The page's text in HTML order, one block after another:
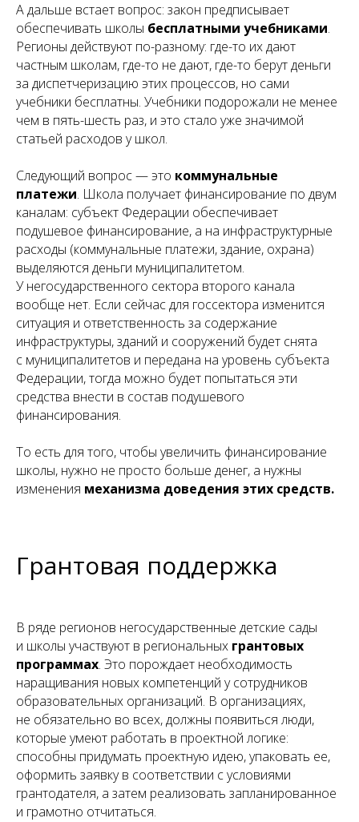
А дальше встает вопрос: закон предписывает
обеспечивать школы бесплатными учебниками.
Регионы действуют по-разному: где-то их дают
частным школам, где-то не дают, где-то берут деньги
за диспетчеризацию этих процессов, но сами
учебники бесплатны. Учебники подорожали не менее
чем в пять-шесть раз, и это стало уже значимой
статьей расходов у школ.
Следующий вопрос — это коммунальные
платежи. Школа получает финансирование по двум
каналам: субъект Федерации обеспечивает
подушевое финансирование, а на инфраструктурные
расходы (коммунальные платежи, здание, охрана)
выделяются деньги муниципалитетом.
У негосударственного сектора второго канала
вообще нет. Если сейчас для госсектора изменится
ситуация и ответственность за содержание
инфраструктуры, зданий и сооружений будет снята
с муниципалитетов и передана на уровень субъекта
Федерации, тогда можно будет попытаться эти
средства внести в состав подушевого
финансирования.
То есть для того, чтобы увеличить финансирование
школы, нужно не просто больше денег, а нужны
изменения механизма доведения этих средств.
Грантовая поддержка
В ряде регионов негосударственные детские сады
и школы участвуют в региональных грантовых
программах. Это порождает необходимость
наращивания новых компетенций у сотрудников
образовательных организаций. В организациях,
не обязательно во всех, должны появиться люди,
которые умеют работать в проектной логике:
способны придумать проектную идею, упаковать ее,
оформить заявку в соответствии с условиями
грантодателя, а затем реализовать запланированное
и грамотно отчитаться.